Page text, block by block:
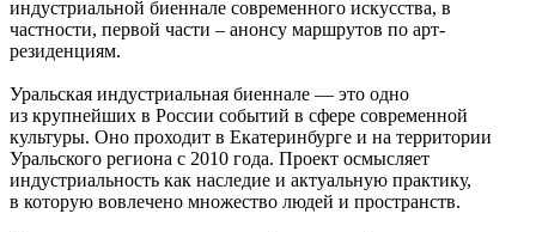
индустриальной биеннале современного искусства, в
частности, первой части – анонсу маршрутов по арт-
резиденциям.
Уральская индустриальная биеннале — это одно
из крупнейших в России событий в сфере современной
культуры. Оно проходит в Екатеринбурге и на территории
Уральского региона с 2010 года. Проект осмысляет
индустриальность как наследие и актуальную практику,
в которую вовлечено множество людей и пространств.